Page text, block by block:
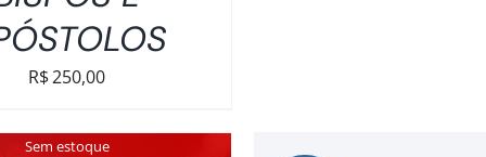
R$250,00
Sem estoque